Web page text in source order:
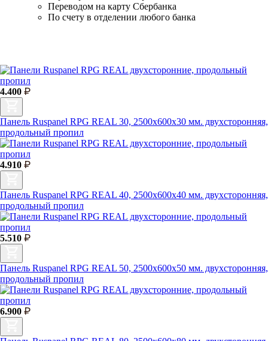
Переводом на карту Сбербанка
По счету в отделении любого банка
4.400
Панель Ruspanel RPG REAL 30, 2500х600х30 мм. двухсторонняя,
продольный пропил
4.910
Панель Ruspanel RPG REAL 40, 2500х600х40 мм. двухсторонняя,
продольный пропил
5.510
Панель Ruspanel RPG REAL 50, 2500х600х50 мм. двухсторонняя,
продольный пропил
6.900